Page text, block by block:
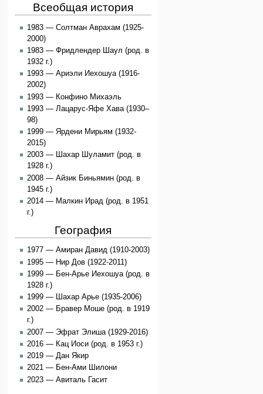
Всеобщая история
1983 — Солтман Аврахам (1925-
2000)
1983 — Фридлендер Шаул (род. в
1932 г.)
1993 — Ариэли Иехошуа (1916-
2002)
1993 — Конфино Михаэль
1993 — Лацарус-Яфе Хава (1930–
98)
1999 — Ярдени Мирьям (1932-
2015)
2003 — Шахар Шуламит (род. в
1928 г.)
2008 — Айзик Биньямин (род. в
1945 г.)
2014 — Малкин Ирад (род. в 1951
г.)
География
1977 — Амиран Давид (1910-2003)
1995 — Нир Дов (1922-2011)
1999 — Бен-Арье Иехошуа (род. в
1928 г.)
1999 — Шахар Арье (1935-2006)
2002 — Бравер Моше (род. в 1919
г.)
2007 — Эфрат Элиша (1929-2016)
2016 — Кац Иоси (род. в 1953 г.)
2019 — Дан Якир
2021 — Бен-Ами Шилони
2023 — Авиталь Гасит